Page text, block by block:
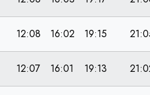
12:08 16:02 19:15
12:07 16:01 19:13